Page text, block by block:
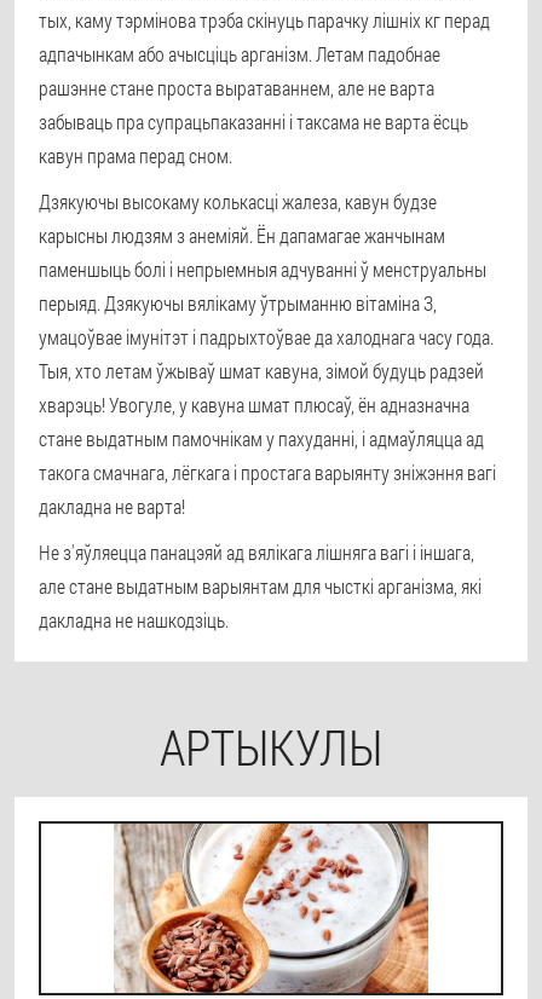
тых, каму тэрмінова трэба скінуць парачку лішніх кг перад
адпачынкам або ачысціць арганізм. Летам падобнае
рашэнне стане проста выратаваннем, але не варта
забываць пра супрацьпаказанні і таксама не варта ёсць
кавун прама перад сном.
Дзякуючы высокаму колькасці жалеза, кавун будзе
карысны людзям з анеміяй. Ён дапамагае жанчынам
паменшыць болі і непрыемныя адчуванні ў менструальны
перыяд. Дзякуючы вялікаму ўтрыманню вітаміна З,
умацоўвае імунітэт і падрыхтоўвае да халоднага часу года.
Тыя, хто летам ўжываў шмат кавуна, зімой будуць радзей
хварэць! Увогуле, у кавуна шмат плюсаў, ён адназначна
стане выдатным памочнікам у пахуданні, і адмаўляцца ад
такога смачнага, лёгкага і простага варыянту зніжэння вагі
дакладна не варта!
Не з'яўляецца панацэяй ад вялікага лішняга вагі і іншага,
але стане выдатным варыянтам для чысткі арганізма, які
дакладна не нашкодзіць.
АРТЫКУЛЫ